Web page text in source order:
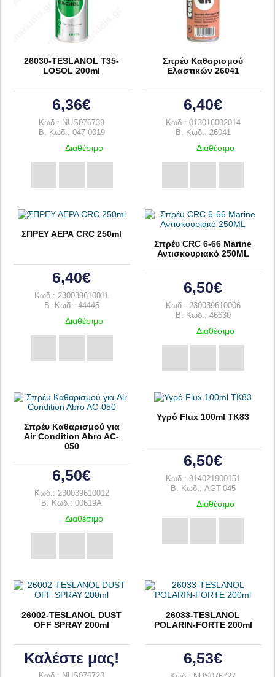
26030-TESLANOL T35-
LOSOL 200ml
6,36€
Κωδ.: NUS076739
B. Κωδ.: 047-0019
Διαθέσιμο
Σπρέυ Καθαρισμού
Ελαστικών 26041
6,40€
Κωδ.: 013016002014
B. Κωδ.: 26041
Διαθέσιμο
ΣΠΡΕΥ ΑΕΡΑ CRC 250ml
6,40€
Κωδ.: 230039610011
B. Κωδ.: 44445
Διαθέσιμο
Σπρέυ CRC 6-66 Marine
Αντισκουριακό 250ML
6,50€
Κωδ.: 230039610006
B. Κωδ.: 46630
Διαθέσιμο
Σπρέυ Καθαρισμού για
Air Condition Abro AC-
050
6,50€
Κωδ.: 230039610012
B. Κωδ.: 00619A
Διαθέσιμο
Υγρό Flux 100ml TK83
6,50€
Κωδ.: 914021900151
B. Κωδ.: AGT-045
Διαθέσιμο
26002-TESLANOL DUST
OFF SPRAY 200ml
Καλέστε μας!
26033-TESLANOL
POLARIN-FORTE 200ml
6,53€